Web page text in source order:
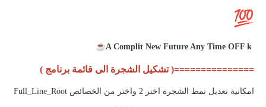
💯
☕
===============( تشكيل الشجرة الى قائمة برنامج )
امكانية تعديل نمط الشجرة اختر 2 واختر من الخصائص Full_Line_Root